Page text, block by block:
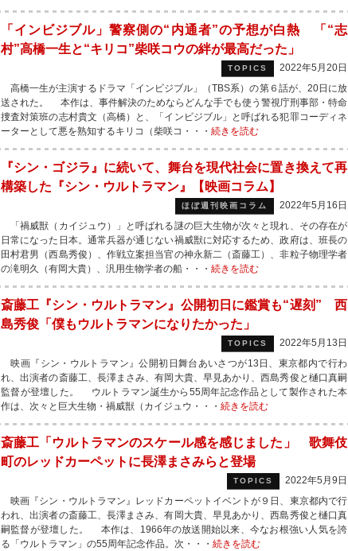
「インビジブル」警察側の“内通者”の予想が白熱 「“志
村”高橋一生と“キリコ”柴咲コウの絆が最高だった」
TOPICS
2022年5月20日
高橋一生が主演するドラマ「インビジブル」（TBS系）の第６話が、20日に放
送された。 本作は、事件解決のためならどんな手でも使う警視庁刑事部・特命
捜査対策班の志村貴文（高橋）と、「インビジブル」と呼ばれる犯罪コーディネ
ーターとして悪を熟知するキリコ（柴咲コ・・・ 続きを読む
『シン・ゴジラ』に続いて、舞台を現代社会に置き換えて再
構築した『シン・ウルトラマン』【映画コラム】
ほぼ週刊映画コラム
2022年5月16日
「禍威獣（カイジュウ）」と呼ばれる謎の巨大生物が次々と現れ、その存在が
日常になった日本。通常兵器が通じない禍威獣に対応するため、政府は、班長の
田村君男（西島秀俊）、作戦立案担当官の神永新二（斎藤工）、非粒子物理学者
の滝明久（有岡大貴）、汎用生物学者の船・・・ 続きを読む
斎藤工『シン・ウルトラマン』公開初日に鑑賞も“遅刻” 西
島秀俊「僕もウルトラマンになりたかった」
TOPICS
2022年5月13日
映画『シン・ウルトラマン』公開初日舞台あいさつが13日、東京都内で行わ
れ、出演者の斎藤工、長澤まさみ、有岡大貴、早見あかり、西島秀俊と樋口真嗣
監督が登壇した。 ウルトラマン誕生から55周年記念作品として製作された本
作は、次々と巨大生物・禍威獣（カイジュウ・・・ 続きを読む
斎藤工「ウルトラマンのスケール感を感じました」 歌舞伎
町のレッドカーペットに長澤まさみらと登場
TOPICS
2022年5月9日
映画『シン・ウルトラマン』レッドカーペットイベントが９日、東京都内で行
われ、出演者の斎藤工、長澤まさみ、有岡大貴、早見あかり、西島秀俊と樋口真
嗣監督が登壇した。 本作は、1966年の放送開始以来、今なお根強い人気を誇
る「ウルトラマン」の55周年記念作品。次・・・ 続きを読む